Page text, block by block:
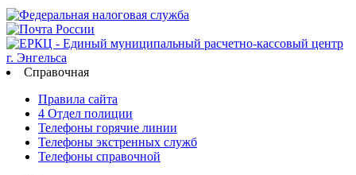
Справочная
Правила сайта
4 Отдел полиции
Телефоны горячие линии
Телефоны экстренных служб
Телефоны справочной